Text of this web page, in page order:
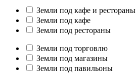
Земли под кафе и рестораны
Земли под кафе
Земли под рестораны
Земли под торговлю
Земли под магазины
Земли под павильоны